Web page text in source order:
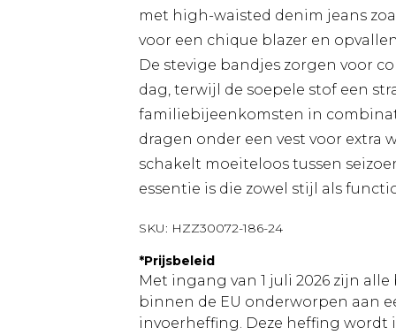
met high-waisted denim jeans
voor een chique blazer en
De stevige bandjes zorgen voor
dag, terwijl de soepele stof een
familiebijeenkomsten in
dragen onder een vest voor extra
schakelt moeiteloos tussen
essentie is die zowel stijl als
SKU: HZZ30072-186-24
*Prijsbeleid
Met ingang van 1 juli 2026 zijn
binnen de EU onderworpen aan
invoerheffing. Deze heffing